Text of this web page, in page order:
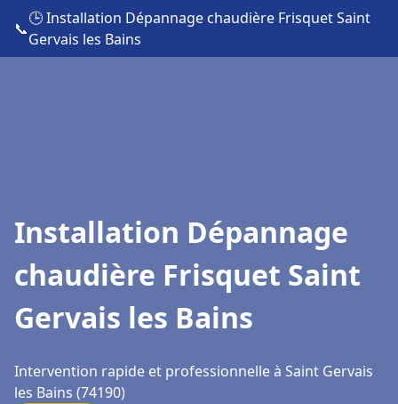
📞
🕒 Installation Dépannage chaudière Frisquet Saint
Gervais les Bains
Installation Dépannage
chaudière Frisquet Saint
Gervais les Bains
Intervention rapide et professionnelle à Saint Gervais
les Bains (74190)